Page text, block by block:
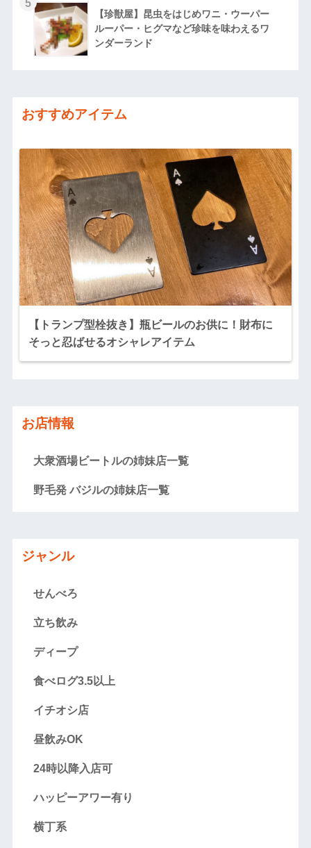
【珍獣屋】昆虫をはじめワニ・ウーパー
ルーパー・ヒグマなど珍味を味わえるワ
ンダーランド
おすすめアイテム
【トランプ型栓抜き】瓶ビールのお供に！財布に
そっと忍ばせるオシャレアイテム
お店情報
大衆酒場ビートルの姉妹店一覧
野毛発 バジルの姉妹店一覧
ジャンル
せんべろ
立ち飲み
ディープ
食べログ3.5以上
イチオシ店
昼飲みOK
24時以降入店可
ハッピーアワー有り
横丁系